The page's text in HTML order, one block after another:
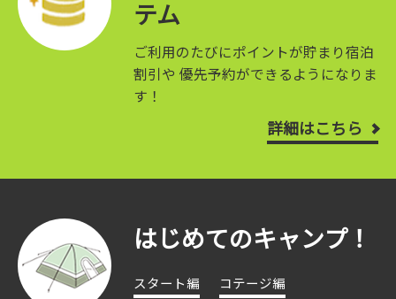
テム
ご利用のたびにポイントが貯まり宿泊
割引や 優先予約ができるようになりま
す！
詳細はこちら
はじめてのキャンプ！
スタート編
コテージ編